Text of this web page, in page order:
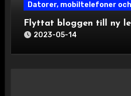
Datorer, mobiltelefoner
Flyttat bloggen till ny
2023-05-14